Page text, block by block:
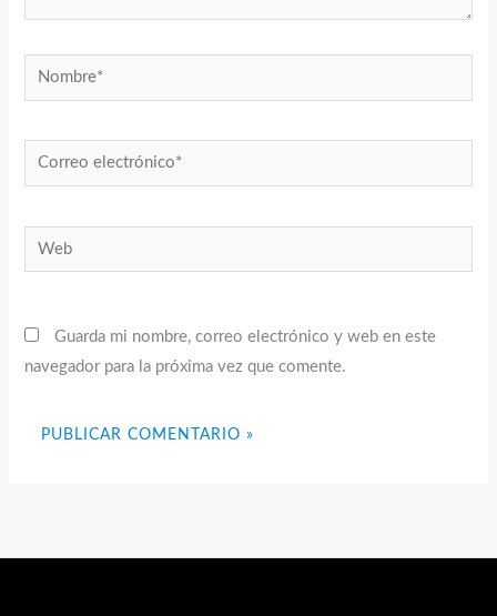
Nombre*
Correo
electrónico*
Web
Guarda mi nombre, correo electrónico y web en este
navegador para la próxima vez que comente.